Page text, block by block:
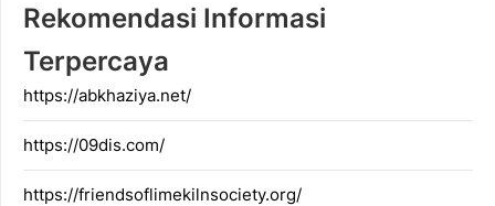
Rekomendasi Informasi
Terpercaya
https://abkhaziya.net/
https://09dis.com/
https://friendsoflimekilnsociety.org/